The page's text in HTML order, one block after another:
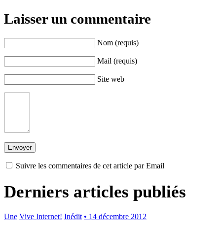
Laisser un commentaire
Nom (requis)
Mail (requis)
Site web
Suivre les commentaires de cet article par Email
Derniers articles publiés
Une Vive Internet! Inédit • 14 décembre 2012